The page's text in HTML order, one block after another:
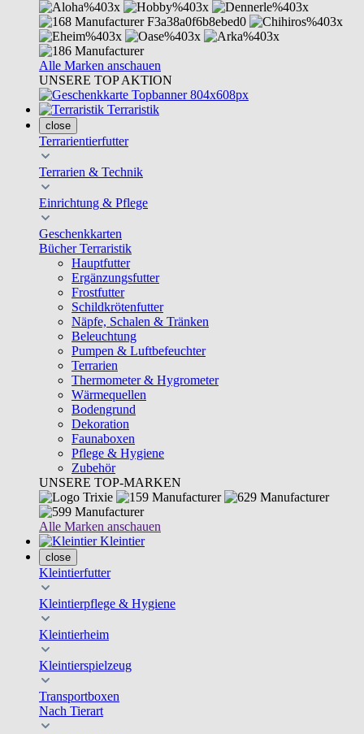
Alle Marken anschauen
UNSERE TOP AKTION
Terraristik
close
Terrarientierfutter
Terrarien & Technik
Einrichtung & Pflege
Geschenkkarten
Bücher Terraristik
Hauptfutter
Ergänzungsfutter
Frostfutter
Schildkrötenfutter
Näpfe, Schalen & Tränken
Beleuchtung
Pumpen & Luftbefeuchter
Terrarien
Thermometer & Hygrometer
Wärmequellen
Bodengrund
Dekoration
Faunaboxen
Pflege & Hygiene
Zubehör
UNSERE TOP-MARKEN
Alle Marken anschauen
Kleintier
close
Kleintierfutter
Kleintierpflege & Hygiene
Kleintierheim
Kleintierspielzeug
Transportboxen
Nach Tierart